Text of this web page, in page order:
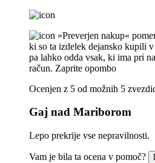
»Preverjen nakup«
ki so ta izdelek dejansko kupili
pa lahko odda vsak, ki ima pri
račun. Zaprite opombo
Ocenjen z 5 od možnih 5
Gaj nad Mariborom
Lepo prekrije vse nepravilnosti.
Vam je bila ta ocena v pomoč?